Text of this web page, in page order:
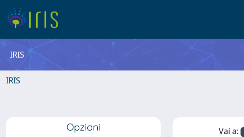
IRIS
IRIS
Opzioni Vai a: